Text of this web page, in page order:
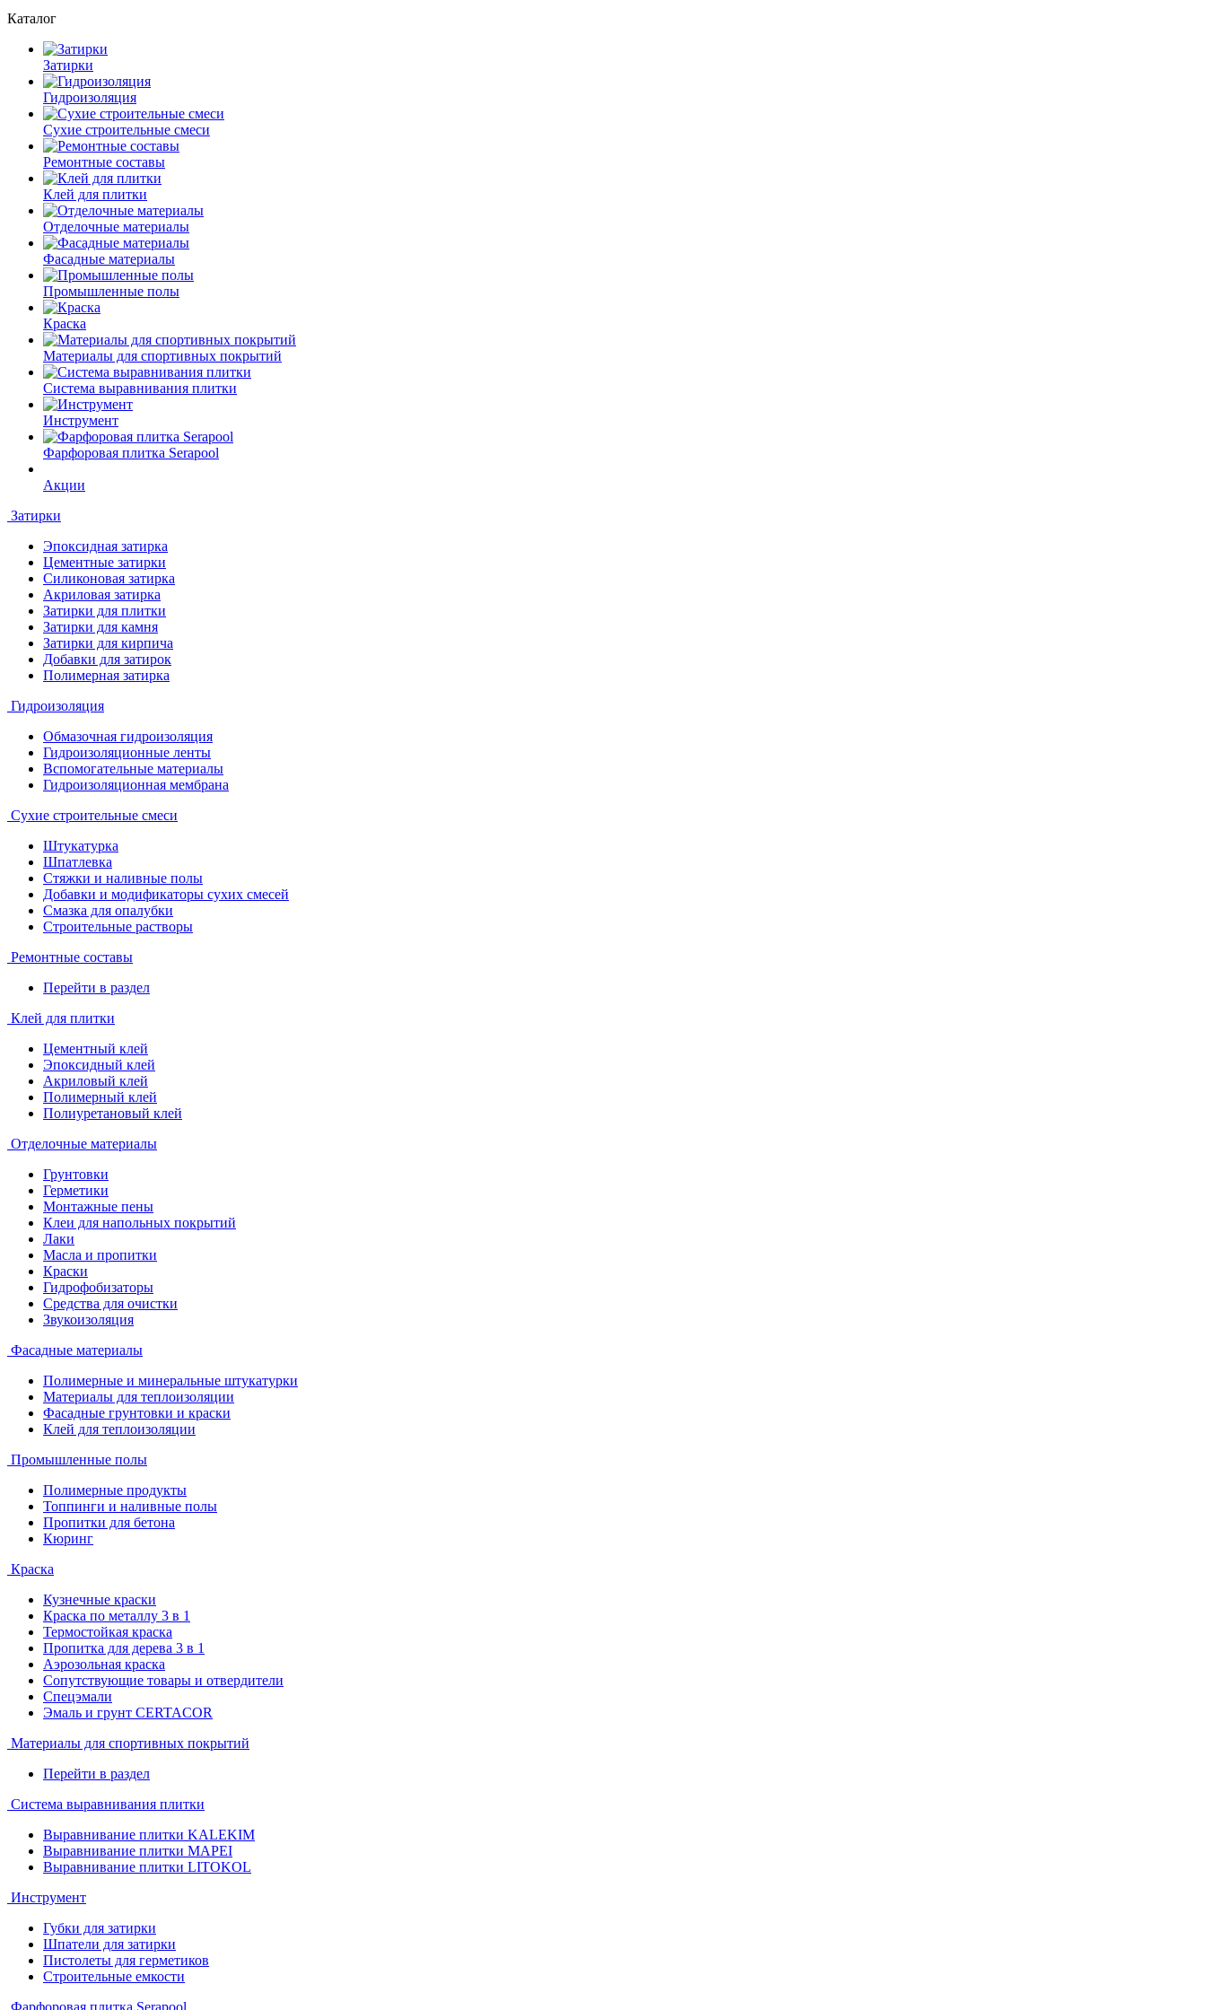
Каталог
Затирки
Гидроизоляция
Сухие строительные смеси
Ремонтные составы
Клей для плитки
Отделочные материалы
Фасадные материалы
Промышленные полы
Краска
Материалы для спортивных покрытий
Система выравнивания плитки
Инструмент
Фарфоровая плитка Serapool
Акции
Затирки
Эпоксидная затирка
Цементные затирки
Силиконовая затирка
Акриловая затирка
Затирки для плитки
Затирки для камня
Затирки для кирпича
Добавки для затирок
Полимерная затирка
Гидроизоляция
Обмазочная гидроизоляция
Гидроизоляционные ленты
Вспомогательные материалы
Гидроизоляционная мембрана
Сухие строительные смеси
Штукатурка
Шпатлевка
Стяжки и наливные полы
Добавки и модификаторы сухих смесей
Смазка для опалубки
Строительные растворы
Ремонтные составы
Перейти в раздел
Клей для плитки
Цементный клей
Эпоксидный клей
Акриловый клей
Полимерный клей
Полиуретановый клей
Отделочные материалы
Грунтовки
Герметики
Монтажные пены
Клеи для напольных покрытий
Лаки
Масла и пропитки
Краски
Гидрофобизаторы
Средства для очистки
Звукоизоляция
Фасадные материалы
Полимерные и минеральные штукатурки
Материалы для теплоизоляции
Фасадные грунтовки и краски
Клей для теплоизоляции
Промышленные полы
Полимерные продукты
Топпинги и наливные полы
Пропитки для бетона
Кюринг
Краска
Кузнечные краски
Краска по металлу 3 в 1
Термостойкая краска
Пропитка для дерева 3 в 1
Аэрозольная краска
Сопутствующие товары и отвердители
Спецэмали
Эмаль и грунт CERTACOR
Материалы для спортивных покрытий
Перейти в раздел
Система выравнивания плитки
Выравнивание плитки KALEKIM
Выравнивание плитки MAPEI
Выравнивание плитки LITOKOL
Инструмент
Губки для затирки
Шпатели для затирки
Пистолеты для герметиков
Строительные емкости
Фарфоровая плитка Serapool